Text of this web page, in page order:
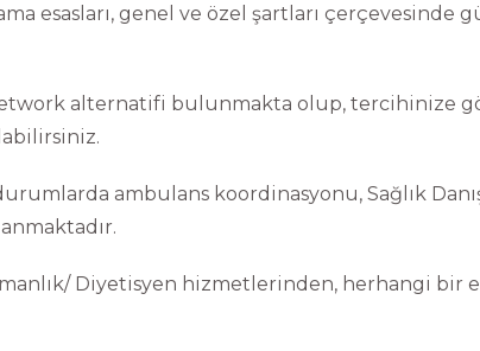
esasları, genel ve özel şartları çerçevesinde
alternatifi bulunmakta olup, tercihinize
ambulans koordinasyonu, Sağlık
Diyetisyen hizmetlerinden, herhangi bir